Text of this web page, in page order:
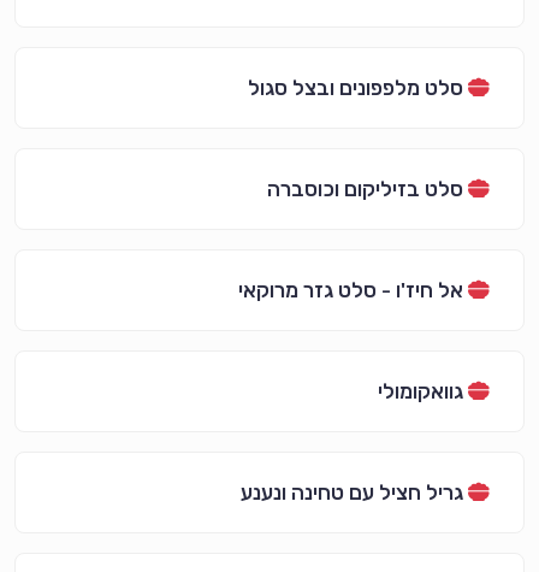
סלט מלפפונים ובצל סגול
סלט בזיליקום וכוסברה
אל חיז'ו - סלט גזר מרוקאי
גוואקומולי
גריל חציל עם טחינה ונענע